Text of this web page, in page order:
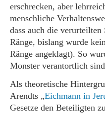
erschrecken, aber
menschliche
dass auch die
Ränge, bislang wurde
Ränge angeklagt). So
Monster verantortlich
Als theoretische
Arendts „Eichmann in
Gesetze den Beteiligten